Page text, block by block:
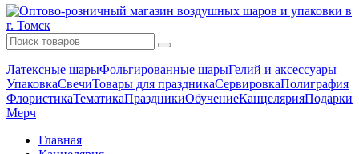
Латексные шарыФольгированные шарыГелий и аксессуары
УпаковкаСвечиТовары для праздникаСервировкаПолиграфия
ФлористикаТематикаПраздникиОбучениеКанцелярияПодарки
Мерч
Главная